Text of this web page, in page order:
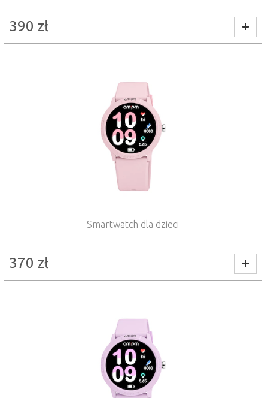
390 zł
Smartwatch dla dzieci
370 zł